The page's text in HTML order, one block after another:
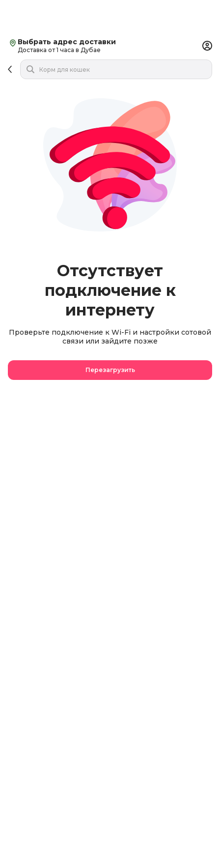
Выбрать адрес доставки
Доставка от 1 часа в Дубае
Отсутствует
подключение к
интернету
Проверьте подключение к Wi-Fi и настройки сотовой
связи или зайдите позже
Перезагрузить